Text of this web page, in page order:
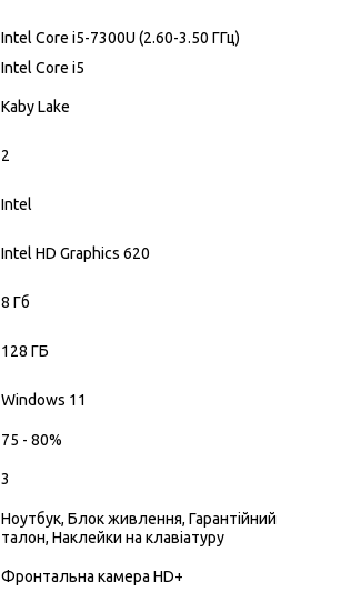
Intel Core i5-7300U (2.60-3.50 ГГц)
Intel Core i5
Kaby Lake
2
Intel
Intel HD Graphics 620
8 Гб
128 ГБ
Windows 11
75 - 80%
3
Ноутбук, Блок живлення, Гарантійний
талон, Наклейки на клавіатуру
Фронтальна камера HD+